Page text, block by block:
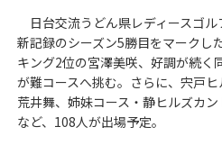
日台交流うどん県レディースゴ
新記録のシーズン5勝目をマークし
キング2位の宮澤美咲、好調が続く
が難コースへ挑む。さらに、宍戸
荒井舞、姉妹コース・静ヒルズカ
など、108人が出場予定。